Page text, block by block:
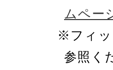
ムペー
※フィッ
参照く